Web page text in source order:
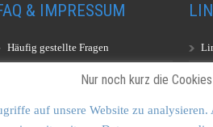
& IMPRESSUM
Häufig gestellte Fragen
Nur noch kurz die
auf unsere Website zu